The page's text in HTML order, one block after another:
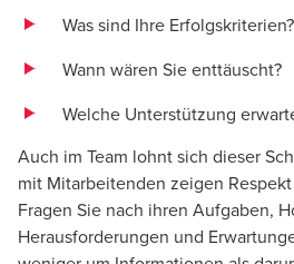
Was sind Ihre Erfolgskriterien?
Wann wären Sie enttäuscht?
Welche Unterstützung
Auch im Team lohnt sich dieser
mit Mitarbeitenden zeigen
Fragen Sie nach ihren Aufgaben,
Herausforderungen und